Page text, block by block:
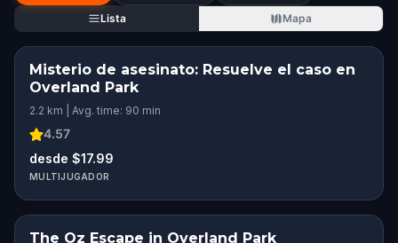
Lista
Mapa
Misterio de asesinato: Resuelve el caso en
Overland Park
2.2 km | Avg. time: 90 min
4.57
desde $17.99
MULTIJUGADOR
The Oz Escape in Overland Park